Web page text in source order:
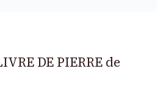
DE PIERRE de